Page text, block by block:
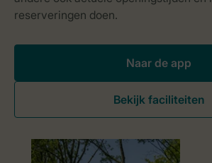
Naar de app
Bekijk faciliteiten